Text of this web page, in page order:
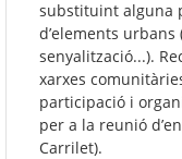
substituint alguna
d’elements
senyalització...).
xarxes
participació i
per a la reunió
Carrilet).